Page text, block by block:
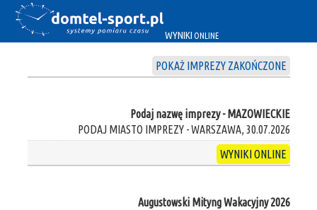
WYNIKI ONLINE
POKAŻ IMPREZY ZAKOŃCZONE
Podaj nazwę imprezy - MAZOWIECKIE
PODAJ MIASTO IMPREZY - WARSZAWA, 30.07.2026
WYNIKI ONLINE
Augustowski Mityng Wakacyjny 2026